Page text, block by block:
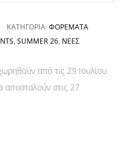
ΚΑΤΗΓΟΡΊΑ:ΦΟΡΈΜΑΤΑ
,SUMMER 26, ΝΈΕΣ
από τις 29 Ιουλίου
αποσταλούν στις 27